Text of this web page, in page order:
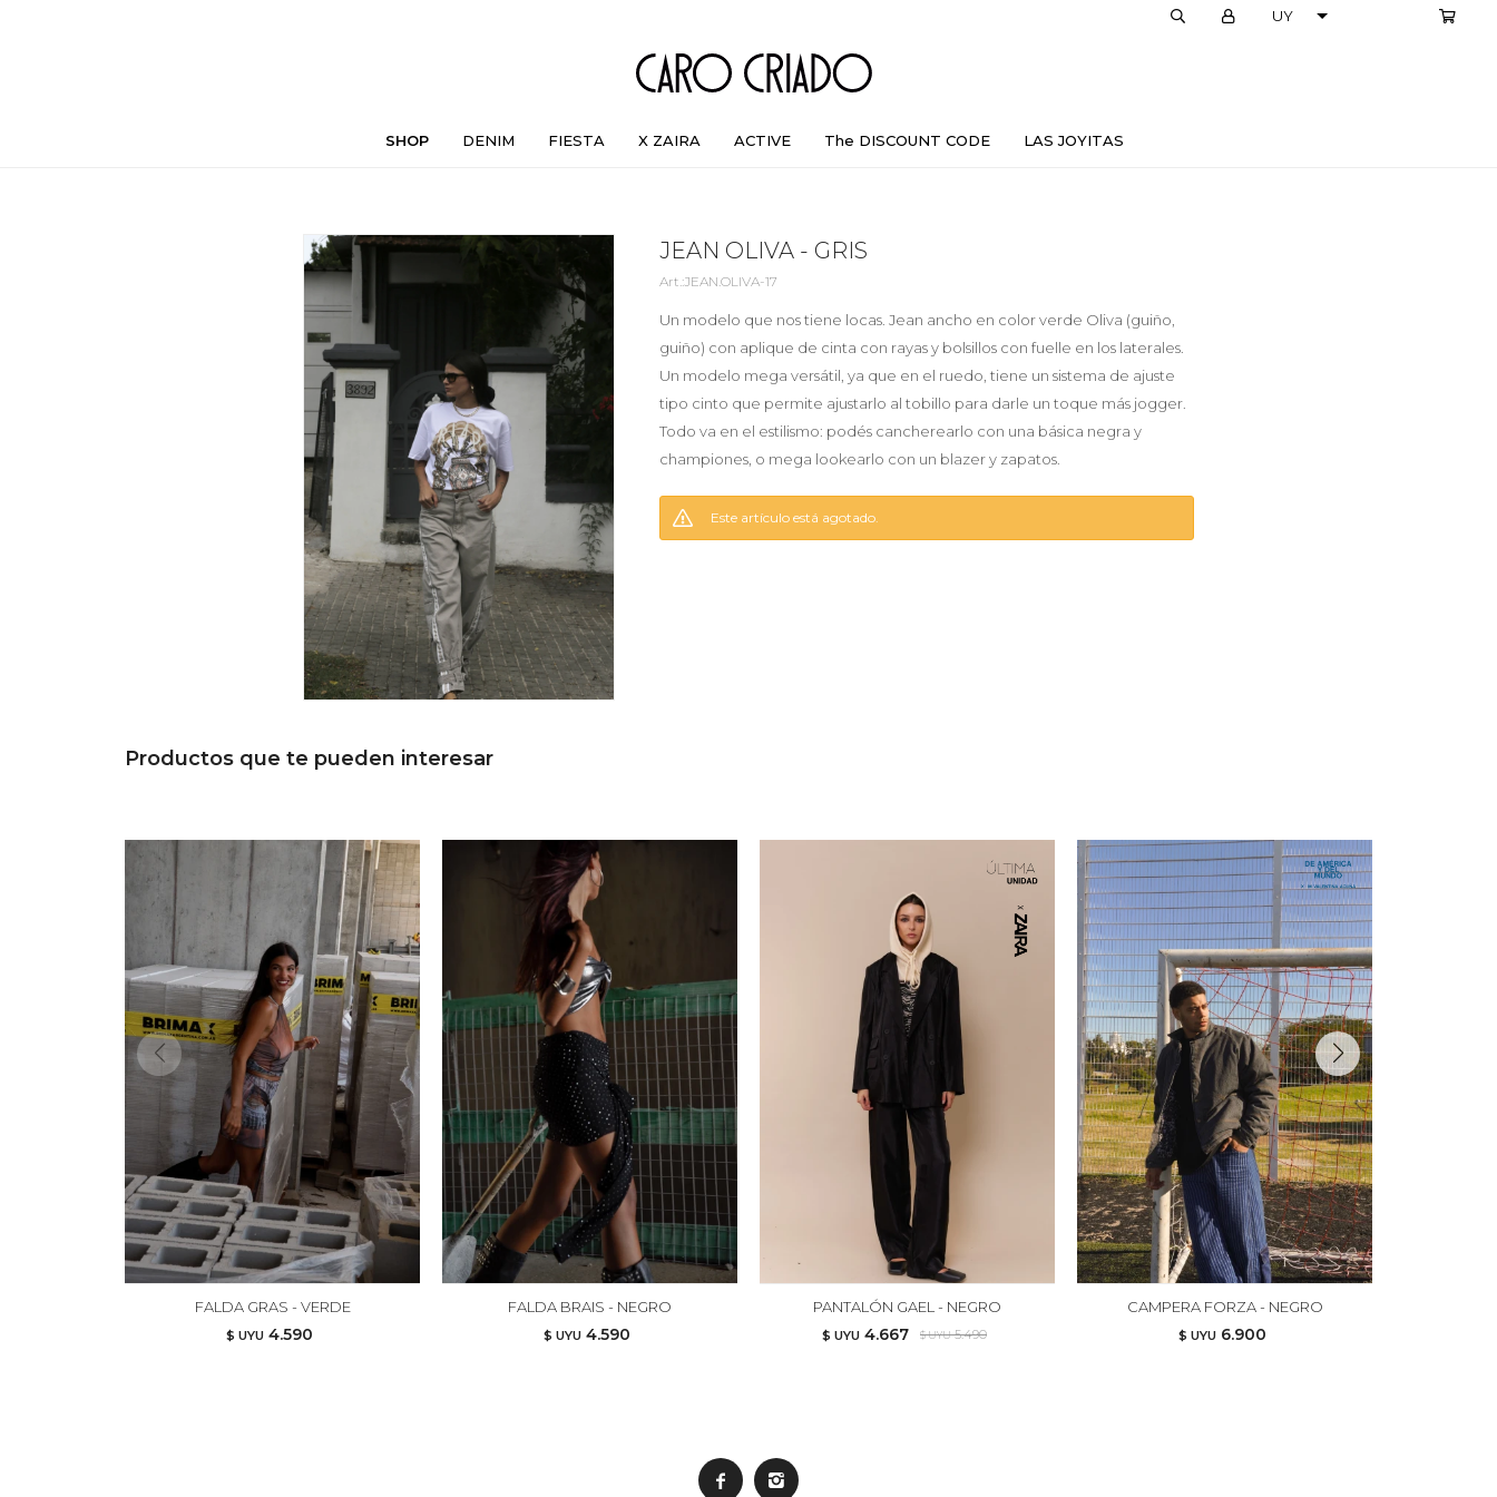
SHOP DENIM FIESTA X ZAIRA ACTIVE The DISCOUNT CODE LAS JOYITAS
JEAN OLIVA - GRIS
JEAN.OLIVA-17
Un modelo que nos tiene locas. Jean ancho en color verde Oliva (guiño,
guiño) con aplique de cinta con rayas y bolsillos con fuelle en los laterales.
Un modelo mega versátil, ya que en el ruedo, tiene un sistema de ajuste
tipo cinto que permite ajustarlo al tobillo para darle un toque más jogger.
Todo va en el estilismo: podés cancherearlo con una básica negra y
championes, o mega lookearlo con un blazer y zapatos.
Este artículo está agotado.
Productos que te pueden interesar
FALDA GRAS - VERDE
$ UYU 4.590
FALDA BRAIS - NEGRO
$ UYU 4.590
PANTALÓN GAEL - NEGRO
$ UYU 4.667 $ UYU 5.490
CAMPERA FORZA - NEGRO
$ UYU 6.900
 